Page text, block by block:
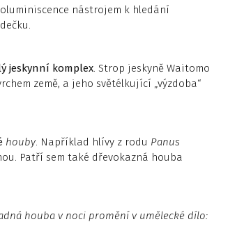
nástrojem k hledání
jeskynní komplex. Strop jeskyně Waitomo
země, a jeho světélkující „výzdoba“
houby. Například hlívy z rodu Panus
Patří sem také dřevokazná houba
houba v noci promění v umělecké dílo: